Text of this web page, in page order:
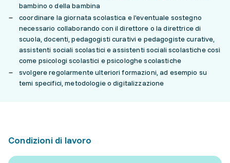
bambino o della bambina
coordinare la giornata scolastica e l’eventuale sostegno
necessario collaborando con il direttore o la direttrice di
scuola, docenti, pedagogisti curativi e pedagogiste curative,
assistenti sociali scolastici e assistenti sociali scolastiche così
come psicologi scolastici e psicologhe scolastiche
svolgere regolarmente ulteriori formazioni, ad esempio su
temi specifici, metodologie o digitalizzazione
Condizioni di lavoro